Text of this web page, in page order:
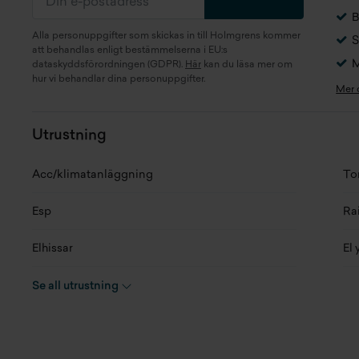
Kaross
Motor 1.4 T-GDi (103 kW)
Generation
Alla personuppgifter som skickas in till Holmgrens kommer
att behandlas enligt bestämmelserna i EU:s
dataskyddsförordningen (GDPR). Här kan du läsa mer om
hur vi behandlar dina personuppgifter.
Mer
Utrustning
Acc/klimatanläggning
Esp
Elhissar
Airbag förare & passagerare
El
Se all utrustning